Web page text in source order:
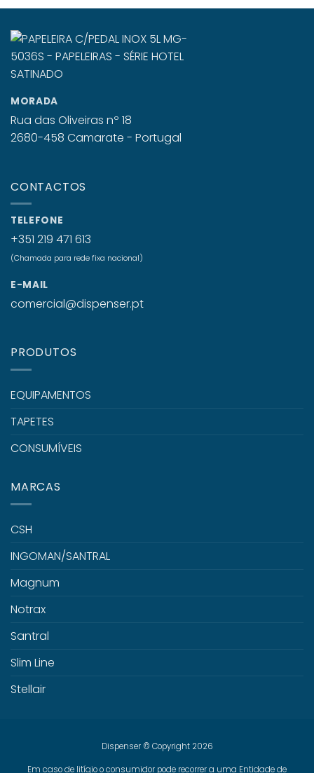
MORADA
Rua das Oliveiras nº 18
2680-458 Camarate - Portugal
CONTACTOS
TELEFONE
+351 219 471 613
(Chamada para rede fixa nacional)
E-MAIL
comercial@dispenser.pt
PRODUTOS
EQUIPAMENTOS
TAPETES
CONSUMÍVEIS
MARCAS
CSH
INGOMAN/SANTRAL
Magnum
Notrax
Santral
Slim Line
Stellair
Dispenser © Copyright 2026
Em caso de litígio o consumidor pode recorrer a uma Entidade de